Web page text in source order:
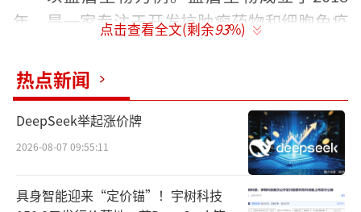
年，是一家专注于开发抗肿瘤药物和细胞免疫
上不说“惊鸿一瞥”，也至少留下过“赫赫威
名”。
然而不久前的公开信息显示，南京蓝盾生
物科技有限公司（以下简称“蓝盾生物”）因
不能清偿到期债务，已于今年1月申请破产清
点击查看全文(剩余93%)
热点新闻
DeepSeek举起涨价牌
2026-08-07 09:55:11
具身智能迎来“定价锚”！宇树科技